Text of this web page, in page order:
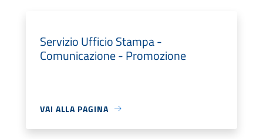
Servizio Ufficio Stampa -
Comunicazione - Promozione
VAI ALLA PAGINA